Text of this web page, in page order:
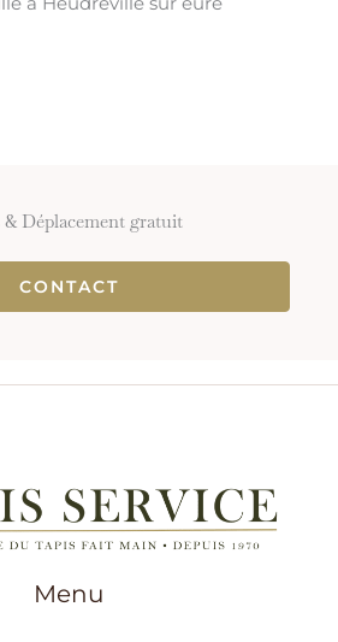
& Déplacement gratuit
CONTACT
Menu